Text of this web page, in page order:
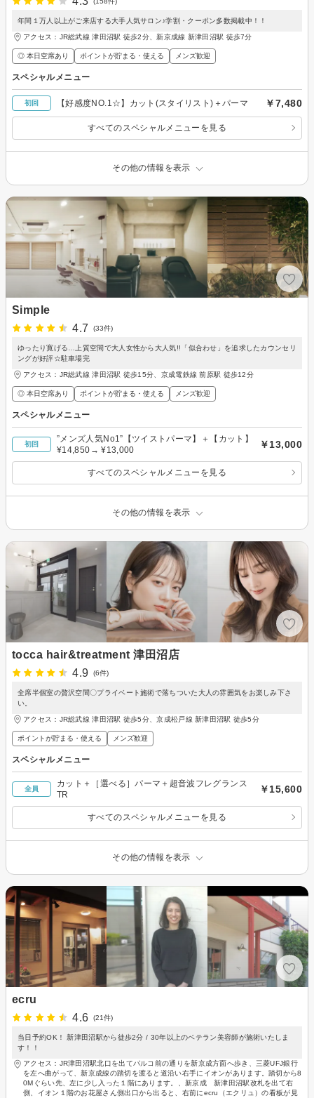
年間１万人以上がご来店する大手人気サロン♪学割・クーポン多数掲載中！！
アクセス：JR総武線 津田沼駅 徒歩2分、新京成線 新津田沼駅 徒歩7分
◎ 本日空席あり ポイントが貯まる・使える メンズ歓迎
スペシャルメニュー
初回 【好感度NO.1☆】カット(スタイリスト)＋パーマ ￥7,480
すべてのスペシャルメニューを見る
その他の情報を表示
Simple
4.7
(33件)
ゆったり寛げる…上質空間で大人女性から大人気!!「似合わせ」を追求したカウンセリ
ングが好評☆駐車場完
アクセス：JR総武線 津田沼駅 徒歩15分、京成電鉄線 前原駅 徒歩12分
◎ 本日空席あり ポイントが貯まる・使える メンズ歓迎
スペシャルメニュー
初回
”メンズ人気No1”【ツイストパーマ】＋【カット】
¥14,850→ ¥13,000
￥13,000
すべてのスペシャルメニューを見る
その他の情報を表示
tocca hair&treatment 津田沼店
4.9
(6件)
全席半個室の贅沢空間〇プライベート施術で落ちついた大人の雰囲気をお楽しみ下さ
い。
アクセス：JR総武線 津田沼駅 徒歩5分、京成松戸線 新津田沼駅 徒歩5分
ポイントが貯まる・使える メンズ歓迎
スペシャルメニュー
全員
カット＋［選べる］パーマ＋超音波フレグランス
TR
￥15,600
すべてのスペシャルメニューを見る
その他の情報を表示
ecru
4.6
(21件)
当日予約OK！ 新津田沼駅から徒歩2分 / 30年以上のベテラン美容師が施術いたしま
す！！
アクセス：JR津田沼駅北口を出てパルコ前の通りを新京成方面へ歩き、三菱UFJ銀行
を左へ曲がって、新京成線の踏切を渡ると道沿い右手にイオンがあります。踏切から8
0Mぐらい先、左に少し入った１階にあります。、新京成 新津田沼駅改札を出て右
側、イオン１階のお花屋さん側出口から出ると、右前にecru（エクリュ）の看板が見